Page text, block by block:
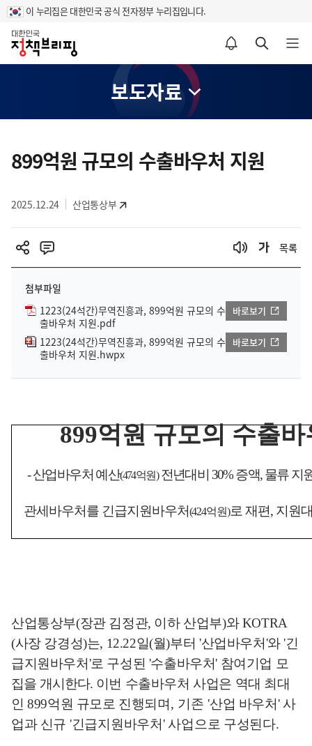
이 누리집은 대한민국 공식 전자정부 누리집입니다.
홈
알림설정 바로가기 검색 바로가기 메뉴 열기
보도자료
텐
츠
역
899억원 규모의 수출바우처 지원
2025.12.24 산업통상부
목록
첨부파일
1223(24석간)무역진흥과, 899억원 규모의 수
출바우처 지원.pdf
바로보기
1223(24석간)무역진흥과, 899억원 규모의 수
출바우처 지원.hwpx
바로보기
899억원 규모의 수출
-산업바우처 예산(474억원) 전년대비 30%증액,물류 지
관세바우처를 긴급지원바우처(424억원)로 재편, 지원
산업통상부(장관 김정관, 이하 산업부)와KOTRA
(사장 강경성)는, 12.22일(월)부터 '산업바우처'와'긴
급지원바우처'로 구성된 '수출바우처' 참여기업 모
집을 개시한다. 이번 수출바우처 사업은 역대 최대
인899억원 규모로 진행되며 , 기존'산업 바우처' 사
업과 신규 '긴급지원바우처' 사업으로 구성된다.